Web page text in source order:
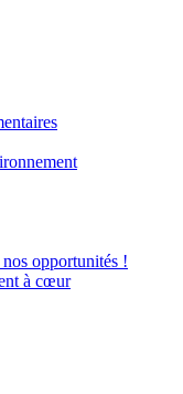
opportunités !
à cœur